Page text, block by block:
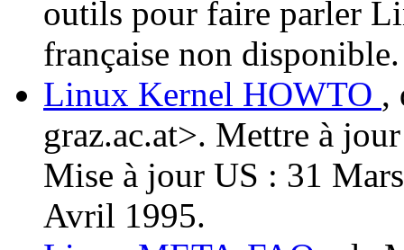
outils pour faire parler
française non disponible.
Linux Kernel HOWTO ,
graz.ac.at>. Mettre à
Mise à jour US : 31
Avril 1995.